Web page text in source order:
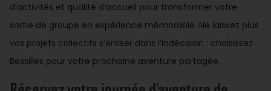
d’activités et qualité d’accueil pour transformer votre
sortie de groupe en expérience mémorable. Ne laissez plus
vos projets collectifs s’enliser dans l’indécision : choisissez
Bessilles pour votre prochaine aventure partagée.